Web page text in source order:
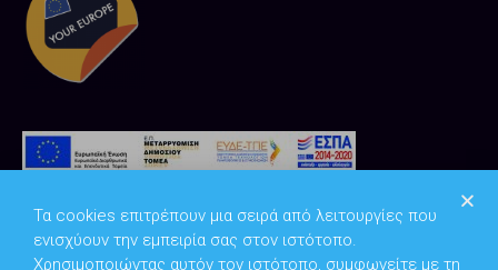
Τα cookies επιτρέπουν μια σειρά από λειτουργίες που
ενισχύουν την εμπειρία σας στον ιστότοπο.
Χρησιμοποιώντας αυτόν τον ιστότοπο, συμφωνείτε με τη